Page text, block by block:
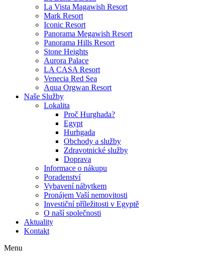
La Vista Magawish Resort
Mark Resort
Iconic Resort
Panorama Megawish Resort
Panorama Hills Resort
Stone Heights
Aurora Palace
LA CASA Resort
Venecia Red Sea
Aqua Orgwan Resort
Naše Služby
Lokalita
Proč Hurghada?
Egypt
Hurhgada
Obchody a služby
Zdravotnické služby
Doprava
Informace o nákupu
Poradenství
Vybavení nábytkem
Pronájem Vaší nemovitosti
Investiční příležitosti v Egyptě
O naší společnosti
Aktuality
Kontakt
Menu